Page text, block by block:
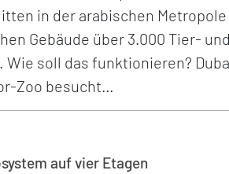
in der arabischen
Gebäude über 3.000 Tier-
soll das funktionieren?
Zoo besucht…
auf vier Etagen